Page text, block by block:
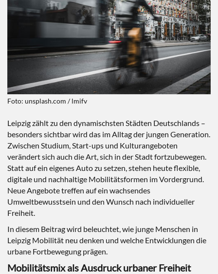
Foto: unsplash.com / lmifv
Leipzig zählt zu den dynamischsten Städten Deutschlands –
besonders sichtbar wird das im Alltag der jungen Generation.
Zwischen Studium, Start-ups und Kulturangeboten
verändert sich auch die Art, sich in der Stadt fortzubewegen.
Statt auf ein eigenes Auto zu setzen, stehen heute flexible,
digitale und nachhaltige Mobilitätsformen im Vordergrund.
Neue Angebote treffen auf ein wachsendes
Umweltbewusstsein und den Wunsch nach individueller
Freiheit.
In diesem Beitrag wird beleuchtet, wie junge Menschen in
Leipzig Mobilität neu denken und welche Entwicklungen die
urbane Fortbewegung prägen.
Mobilitätsmix als Ausdruck urbaner Freiheit